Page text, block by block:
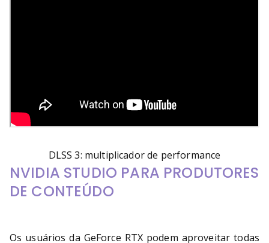
DLSS 3: multiplicador de performance
NVIDIA STUDIO PARA PRODUTORES
DE CONTEÚDO
Os usuários da GeForce RTX podem aproveitar todas